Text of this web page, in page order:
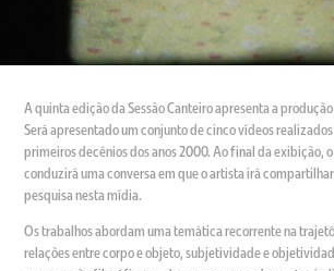
A quinta edição da Sessão Canteiro apresenta a
Será apresentado um conjunto de cinco vídeos
primeiros decênios dos anos 2000. Ao final da exibição,
conduzirá uma conversa em que o artista irá
pesquisa nesta mídia.
Os trabalhos abordam uma temática recorrente na
relações entre corpo e objeto, subjetividade e